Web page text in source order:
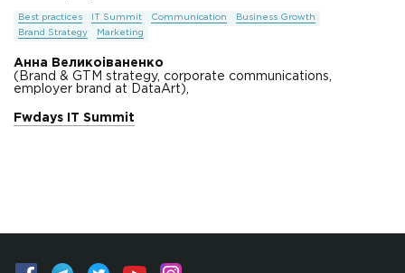
Best practices IT Summit Communication
Business Growth
Brand Strategy
Marketing
Анна Великоіваненко
(Brand & GTM strategy, corporate communications,
employer brand at DataArt),
Fwdays IT Summit